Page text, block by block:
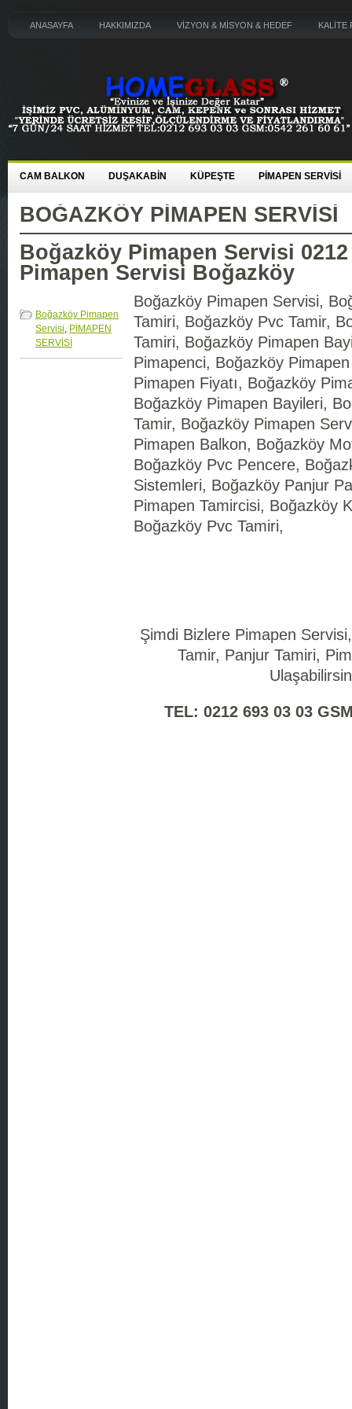
ANASAYFA HAKKIMIZDA VİZYON & MİSYON & HEDEF KALİTE
CAM BALKON DUŞAKABİN KÜPEŞTE PİMAPEN SERVİSİ
BOĞAZKÖY PIMAPEN SERVISI
Boğazköy Pimapen Servisi 0212
Pimapen Servisi Boğazköy
Boğazköy Pimapen
Servisi, PİMAPEN
SERVİSİ
Boğazköy Pimapen Servisi,
Tamiri, Boğazköy Pvc Tamir,
Tamiri, Boğazköy Pimapen
Pimapenci, Boğazköy
Pimapen Fiyatı, Boğazköy
Boğazköy Pimapen Bayileri,
Tamir, Boğazköy Pimapen
Pimapen Balkon, Boğazköy
Boğazköy Pvc Pencere,
Sistemleri, Boğazköy Panjur
Pimapen Tamircisi, Boğazköy
Boğazköy Pvc Tamiri,
Şimdi Bizlere Pimapen
Tamir, Panjur Tamiri,
TEL: 0212 693 03 03